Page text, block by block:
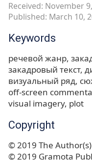
Received: November
Published: March 10,
Keywords
речевой жанр
закадровый текст
визуальный ряд
off-screen
visual imagery plot
Copyright
© 2019 The Author(s)
© 2019 Gramota